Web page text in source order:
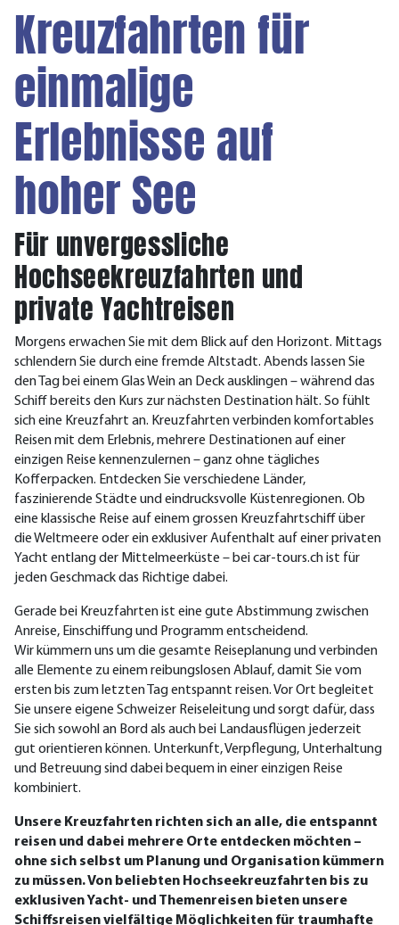
Kreuzfahrten für
einmalige
Erlebnisse auf
hoher See
Für unvergessliche
Hochseekreuzfahrten und
private Yachtreisen
Morgens erwachen Sie mit dem Blick auf den Horizont. Mittags
schlendern Sie durch eine fremde Altstadt. Abends lassen Sie
den Tag bei einem Glas Wein an Deck ausklingen – während das
Schiff bereits den Kurs zur nächsten Destination hält. So fühlt
sich eine Kreuzfahrt an. Kreuzfahrten verbinden komfortables
Reisen mit dem Erlebnis, mehrere Destinationen auf einer
einzigen Reise kennenzulernen – ganz ohne tägliches
Kofferpacken. Entdecken Sie verschiedene Länder,
faszinierende Städte und eindrucksvolle Küstenregionen. Ob
eine klassische Reise auf einem grossen Kreuzfahrtschiff über
die Weltmeere oder ein exklusiver Aufenthalt auf einer privaten
Yacht entlang der Mittelmeerküste – bei car-tours.ch ist für
jeden Geschmack das Richtige dabei.
Gerade bei Kreuzfahrten ist eine gute Abstimmung zwischen
Anreise, Einschiffung und Programm entscheidend.
Wir kümmern uns um die gesamte Reiseplanung und verbinden
alle Elemente zu einem reibungslosen Ablauf, damit Sie vom
ersten bis zum letzten Tag entspannt reisen. Vor Ort begleitet
Sie unsere eigene Schweizer Reiseleitung und sorgt dafür, dass
Sie sich sowohl an Bord als auch bei Landausflügen jederzeit
gut orientieren können. Unterkunft, Verpflegung, Unterhaltung
und Betreuung sind dabei bequem in einer einzigen Reise
kombiniert.
Unsere Kreuzfahrten richten sich an alle, die entspannt
reisen und dabei mehrere Orte entdecken möchten –
ohne sich selbst um Planung und Organisation kümmern
zu müssen. Von beliebten Hochseekreuzfahrten bis zu
exklusiven Yacht- und Themenreisen bieten unsere
Schiffsreisen vielfältige Möglichkeiten für traumhafte